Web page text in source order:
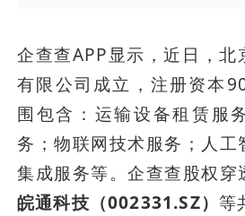
企查查APP显示，近日，北
有限公司成立，注册资本
围包含：运输设备租赁服
务；物联网技术服务；人工
集成服务等。企查查股权穿
皖通科技（002331.SZ）等